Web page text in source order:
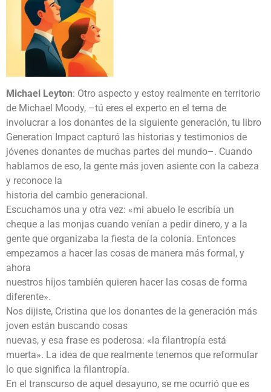
Michael Leyton: Otro aspecto y estoy realmente en territorio
de Michael Moody, –tú eres el experto en el tema de
involucrar a los donantes de la siguiente generación, tu libro
Generation Impact capturó las historias y testimonios de
jóvenes donantes de muchas partes del mundo–. Cuando
hablamos de eso, la gente más joven asiente con la cabeza
y reconoce la
historia del cambio generacional.
Escuchamos una y otra vez: «mi abuelo le escribía un
cheque a las monjas cuando venían a pedir dinero, y a la
gente que organizaba la fiesta de la colonia. Entonces
empezamos a hacer las cosas de manera más formal, y
ahora
nuestros hijos también quieren hacer las cosas de forma
diferente».
Nos dijiste, Cristina que los donantes de la generación más
joven están buscando cosas
nuevas, y esa frase es poderosa: «la filantropía está
muerta». La idea de que realmente tenemos que reformular
lo que significa la filantropía.
En el transcurso de aquel desayuno, se me ocurrió que es